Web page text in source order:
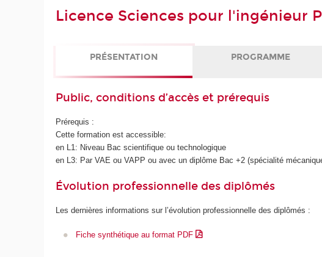
Licence Sciences pour l'ingénieur
PRÉSENTATION PROGRAMME
Public, conditions d’accès et prérequis
Prérequis :
Cette formation est accessible:
en L1: Niveau Bac scientifique ou technologique
en L3: Par VAE ou VAPP ou avec un diplôme Bac +2 (spécialité
Évolution professionnelle des diplômés
Les dernières informations sur l’évolution professionnelle des diplômés :
Fiche synthétique au format PDF